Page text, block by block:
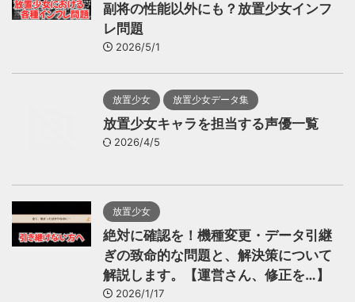
副将の性能以外にも？放置少女インフ
レ問題
2026/5/1
放置少女 放置少女データ集
放置少女キャラを担当する声優一覧
2026/4/5
放置少女
絶対に確認を！機種変更・データ引継
ぎの致命的な問題と、解決策について
解説します。【運営さん、修正を…】
2026/1/17